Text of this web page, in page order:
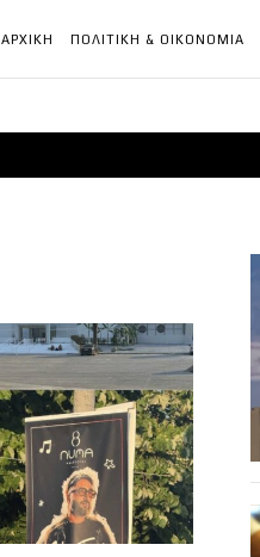
ΑΡΧΙΚΗ ΠΟΛΙΤΙΚΗ & ΟΙΚΟΝΟΜΙΑ